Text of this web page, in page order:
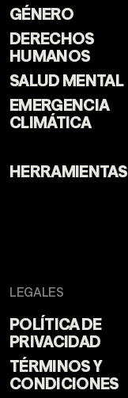
GÉNERO
DERECHOS
HUMANOS
SALUD MENTAL
EMERGENCIA
CLIMÁTICA
HERRAMIENTAS
LEGALES
POLÍTICA DE
PRIVACIDAD
TÉRMINOS Y
CONDICIONES